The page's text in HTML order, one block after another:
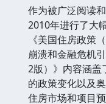
作为被广泛阅读
2010年进行了大
《美国住房政策
崩溃和金融危机
2版）》内容涵盖
的政策变化以及
住房市场和项目